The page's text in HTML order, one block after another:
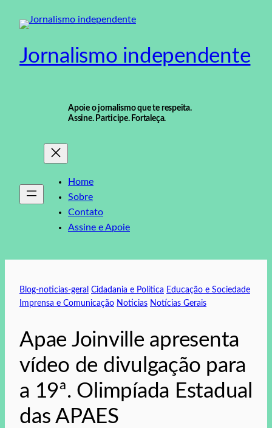
para
conteúdo
Jornalismo independente
Apoie o jornalismo que te respeita.
Assine. Participe. Fortaleça.
Home
Sobre
Contato
Assine e Apoie
Blog-noticias-geral Cidadania e Política Educação e Sociedade
Imprensa e Comunicação Noticias Notícias Gerais
Apae Joinville apresenta
vídeo de divulgação para
a 19ª. Olimpíada Estadual
das APAES